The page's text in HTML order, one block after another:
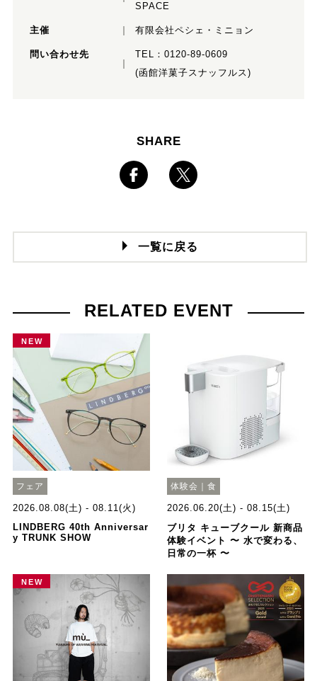
SPACE
主催 有限会社ペシェ・ミニョン
問い合わせ先 TEL： 0120-89-0609
(函館洋菓子スナッフルス)
SHARE
一覧に戻る
RELATED EVENT
NEW
フェア
2026.08.08(土) - 08.11(火)
LINDBERG 40th Anniversar
y TRUNK SHOW
体験会｜食
2026.06.20(土) - 08.15(土)
ブリタ キューブクール 新商品
体験イベント 〜 水で変わる、
日常の一杯 〜
NEW